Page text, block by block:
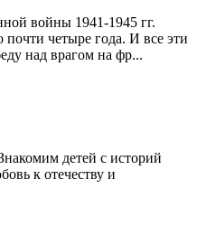
войны 1941-1945 гг.
четыре года. И все эти
над врагом на фр...
детей с историй
к отечеству и